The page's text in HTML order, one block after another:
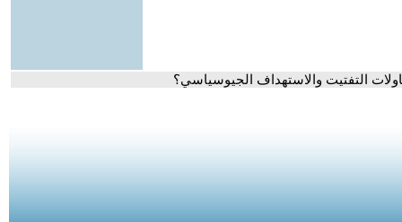
التفتيت والاستهداف الجيوسياسي؟